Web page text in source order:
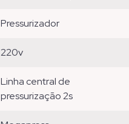
pressurizador
220v
linha central de
pressurização 2s